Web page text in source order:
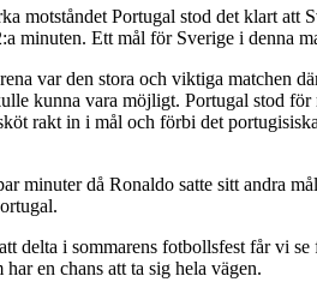
motståndet Portugal stod det klart
minuten. Ett mål för Sverige i denna
var den stora och viktiga matchen
kunna vara möjligt. Portugal stod
rakt in i mål och förbi det
minuter då Ronaldo satte sitt andra
delta i sommarens fotbollsfest får vi
en chans att ta sig hela vägen.